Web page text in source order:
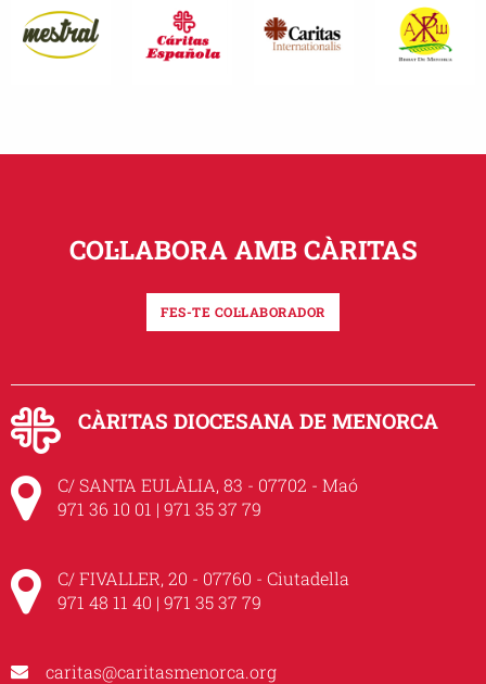
COL·LABORA AMB CÀRITAS
FES-TE COL·LABORADOR
CÀRITAS DIOCESANA DE MENORCA
C/ SANTA EULÀLIA, 83 - 07702 - Maó
971 36 10 01 | 971 35 37 79
C/ FIVALLER, 20 - 07760 - Ciutadella
971 48 11 40 | 971 35 37 79
caritas@caritasmenorca.org